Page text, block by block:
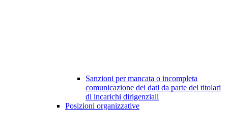
Sanzioni per mancata o incompleta
comunicazione dei dati da parte dei titolari
di incarichi dirigenziali
Posizioni organizzative